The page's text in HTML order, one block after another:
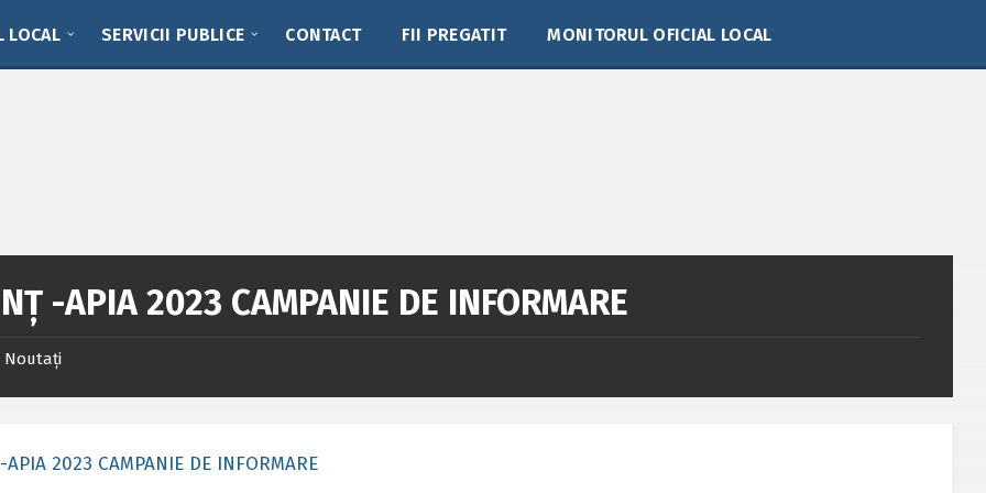
LOCAL SERVICII PUBLICE CONTACT FII PREGATIT MONITORUL OFICIAL LOCAL
-APIA 2023 CAMPANIE DE INFORMARE
Noutați
2023 CAMPANIE DE INFORMARE